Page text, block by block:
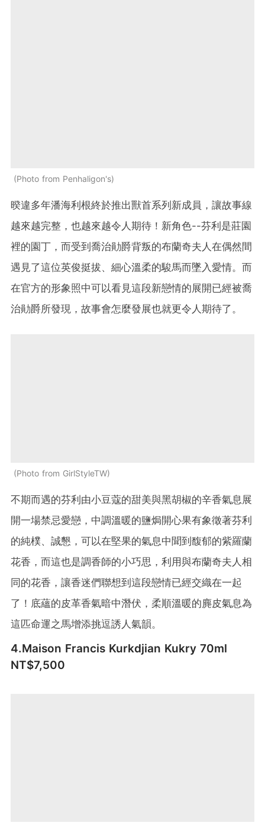
Photo from Penhaligon's
暌違多年潘海利根終於推出獸首系列新成員，讓故事線
越來越完整，也越來越令人期待！新角色--芬利是莊園
裡的園丁，而受到喬治勛爵背叛的布蘭奇夫人在偶然間
遇見了這位英俊挺拔、細心溫柔的駿馬而墜入愛情。而
在官方的形象照中可以看見這段新戀情的展開已經被喬
治勛爵所發現，故事會怎麼發展也就更令人期待了。
Photo from GirlStyleTW
不期而遇的芬利由小豆蔻的甜美與黑胡椒的辛香氣息展
開一場禁忌愛戀，中調溫暖的鹽焗開心果有象徵著芬利
的純樸、誠懇，可以在堅果的氣息中聞到馥郁的紫羅蘭
花香，而這也是調香師的小巧思，利用與布蘭奇夫人相
同的花香，讓香迷們聯想到這段戀情已經交織在一起
了！底蘊的皮革香氣暗中潛伏，柔順溫暖的麂皮氣息為
這匹命運之馬增添挑逗誘人氣韻。
4.Maison Francis Kurkdjian Kukry 70ml
NT$7,500